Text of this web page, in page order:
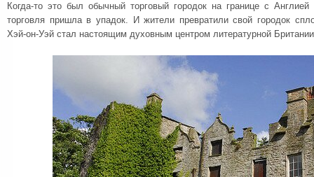
Когда-то это был обычный торговый городок на границе с
торговля пришла в упадок. И жители превратили свой городок
Хэй-он-Уэй стал настоящим духовным центром литературной